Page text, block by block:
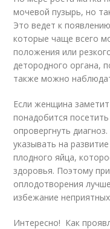
мочевой пузырь, но
Это ведет к
которые чаще всего
положения или
детородного органа,
также можно
Если женщина
понадобится
опровергнуть
указывать на
плодного яйца,
здоровья. Поэтому
оплодотворения
избежание
Интересно! Как